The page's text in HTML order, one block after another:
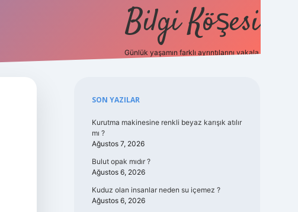
Bilgi Köşesi
Günlük yaşamın farklı ayrıntılarını yakala.
Sidebar
SON YAZILAR
Kurutma makinesine renkli beyaz karışık atılır
mı ?
Ağustos 7, 2026
Bulut opak mıdır ?
Ağustos 6, 2026
Kuduz olan insanlar neden su içemez ?
Ağustos 6, 2026